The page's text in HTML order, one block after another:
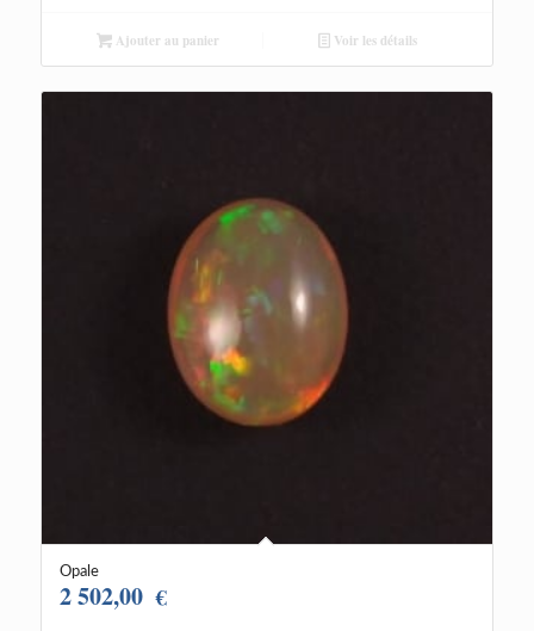
Ajouter au panier Voir les détails
Opale
2 502,00 €